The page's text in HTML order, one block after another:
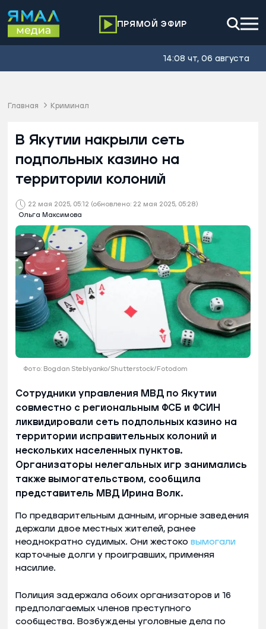
ПРЯМОЙ ЭФИР
14:08 чт, 06 августа
Главная Криминал
22 мая 2025, 05:12 (обновлено: 22 мая 2025, 05:28)
Ольга Максимова
В Якутии накрыли сеть
подпольных казино на
территории колоний
Фото: Bogdan Steblyanko/Shutterstock/Fotodom
Сотрудники управления МВД по Якутии
совместно с региональным ФСБ и ФСИН
ликвидировали сеть подпольных казино на
территории исправительных колоний и
нескольких населенных пунктов.
Организаторы нелегальных игр занимались
также вымогательством, сообщила
представитель МВД Ирина Волк.
По предварительным данным, игорные заведения
держали двое местных жителей, ранее
неоднократно судимых. Они жестоко вымогали
карточные долги у проигравших, применяя
насилие.
Полиция задержала обоих организаторов и 16
предполагаемых членов преступного
сообщества. Возбуждены уголовные дела по